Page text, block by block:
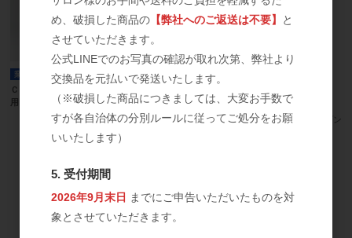
業務用
ＣＢＳ エステラボ エピジェル（業務
用）
業務用
（300ｇ・1ｋｇ）一覧
参考上代
オープン
め、破損した商品の 【弊社へのご返送は不要】
と
させていただきます。
公式LINEでのお写真の確認が取れ次第、弊社より
交換品を元払いで発送いたします。
（※破損した商品につきましては、大変お手数で
すが各自治体の分別ルールに従ってご処分をお願
いいたします）
5. 受付期間
2026年9月末日
までにご申告いただいたものを対
象とさせていただきます。